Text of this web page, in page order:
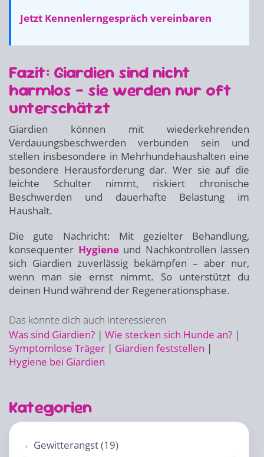
Jetzt Kennenlerngespräch vereinbaren
Fazit: Giardien sind nicht
harmlos – sie werden nur oft
unterschätzt
Giardien können mit wiederkehrenden
Verdauungsbeschwerden verbunden sein und
stellen insbesondere in Mehrhundehaushalten eine
besondere Herausforderung dar. Wer sie auf die
leichte Schulter nimmt, riskiert chronische
Beschwerden und dauerhafte Belastung im
Haushalt.
Die gute Nachricht: Mit gezielter Behandlung,
konsequenter Hygieneund Nachkontrollen lassen
sich Giardien zuverlässig bekämpfen – aber nur,
wenn man sie ernst nimmt. So unterstützt du
deinen Hund während der Regenerationsphase.
Das könnte dich auch interessieren
Was sind Giardien? | Wie stecken sich Hunde an? |
Symptomlose Träger | Giardien feststellen |
Hygiene bei Giardien
Kategorien
Gewitterangst (19)